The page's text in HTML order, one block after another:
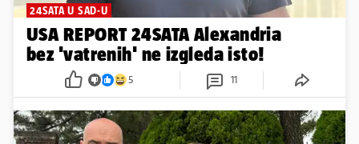
24SATA U SAD-U
USA REPORT 24SATA Alexandria
bez 'vatrenih' ne izgleda isto!
5 11